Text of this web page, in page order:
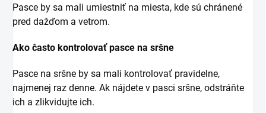
Pasce by sa mali umiestniť na miesta, kde sú chránené
pred dažďom a vetrom.
Ako často kontrolovať pasce na sršne
Pasce na sršne by sa mali kontrolovať pravidelne,
najmenej raz denne. Ak nájdete v pasci sršne, odstráňte
ich a zlikvidujte ich.